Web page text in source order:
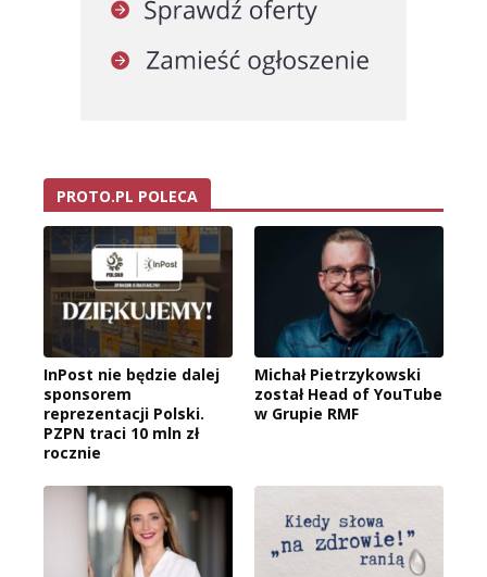
PROTO.PL POLECA
InPost nie będzie dalej
sponsorem
reprezentacji Polski.
PZPN traci 10 mln zł
rocznie
Michał Pietrzykowski
został Head of YouTube
w Grupie RMF